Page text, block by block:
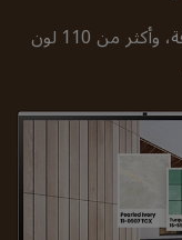
اعرض أكثر من 2000 لون Pantone بدقة، وأكثر من 110 لون